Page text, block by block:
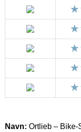
Navn: Ortlieb – Bike-